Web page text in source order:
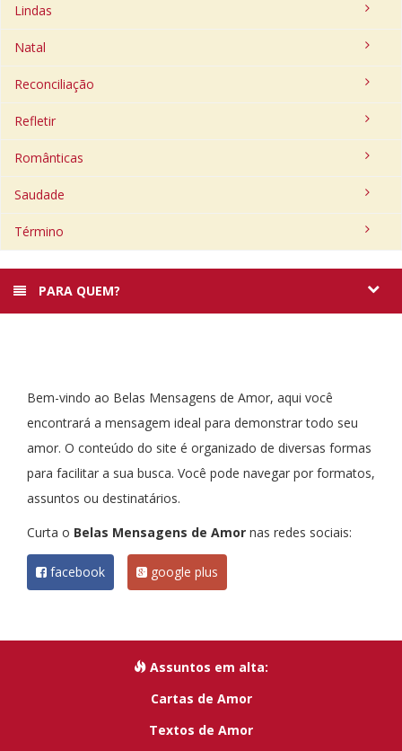
Lindas
Natal
Reconciliação
Refletir
Românticas
Saudade
Término
PARA QUEM?
Bem-vindo ao Belas Mensagens de Amor, aqui você
encontrará a mensagem ideal para demonstrar todo seu
amor. O conteúdo do site é organizado de diversas formas
para facilitar a sua busca. Você pode navegar por formatos,
assuntos ou destinatários.
Curta o Belas Mensagens de Amor nas redes sociais:
facebook google plus
Assuntos em alta:
Cartas de Amor
Textos de Amor